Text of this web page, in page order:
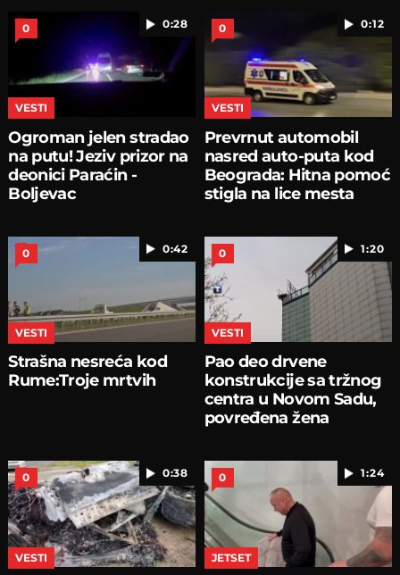
0:28
0
VESTI
Ogroman jelen stradao
na putu! Jeziv prizor na
deonici Paraćin -
Boljevac
0:12
0
VESTI
Prevrnut automobil
nasred auto-puta kod
Beograda: Hitna pomoć
stigla na lice mesta
0:42
0
VESTI
Strašna nesreća kod
Rume:Troje mrtvih
1:20
0
VESTI
Pao deo drvene
konstrukcije sa tržnog
centra u Novom Sadu,
povređena žena
0:38
0
VESTI
1:24
0
JETSET